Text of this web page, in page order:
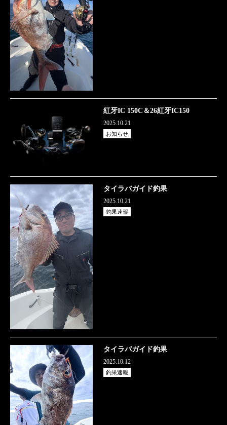
紅牙IC 150C＆26紅牙IC150
2025.10.21
お知らせ
タイラバガイド釣果
2025.10.21
釣果速報
タイラバガイド釣果
2025.10.12
釣果速報